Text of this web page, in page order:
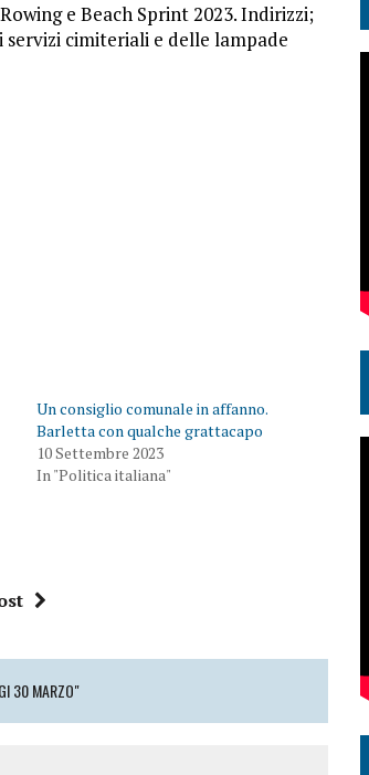
e Beach Sprint 2023. Indirizzi;
servizi cimiteriali e delle lampade
Un consiglio comunale in affanno.
Barletta con qualche grattacapo
10 Settembre 2023
In "Politica italiana"
30 MARZO"